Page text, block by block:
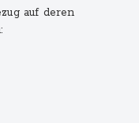
auf deren